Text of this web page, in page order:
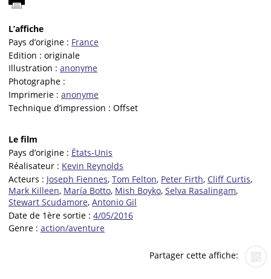
L’affiche
Pays d’origine : France
Edition : originale
Illustration : anonyme
Photographe :
Imprimerie : anonyme
Technique d’impression : Offset
Le film
Pays d’origine : États-Unis
Réalisateur : Kevin Reynolds
Acteurs : Joseph Fiennes, Tom Felton, Peter Firth, Cliff Curtis,
Mark Killeen, María Botto, Mish Boyko, Selva Rasalingam,
Stewart Scudamore, Antonio Gil
Date de 1ère sortie : 4/05/2016
Genre : action/aventure
Partager cette affiche: